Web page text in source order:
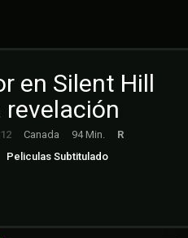
en Silent Hill
revelación
Canada 94 Min.
R
Peliculas Subtitulado